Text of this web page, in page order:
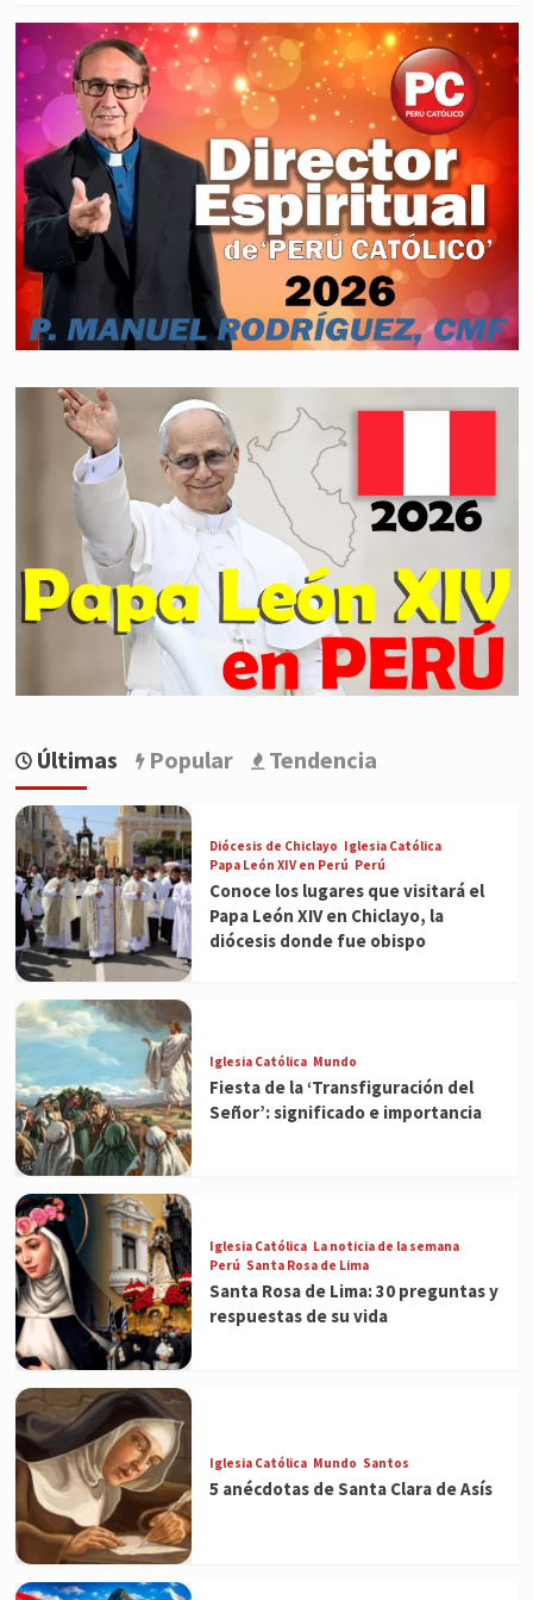
Últimas Popular Tendencia
Diócesis de Chiclayo Iglesia Católica
Papa León XIV en Perú Perú
Conoce los lugares que visitará el
Papa León XIV en Chiclayo, la
diócesis donde fue obispo
Iglesia Católica Mundo
Fiesta de la ‘Transfiguración del
Señor’: significado e importancia
Iglesia Católica La noticia de la semana
Perú Santa Rosa de Lima
Santa Rosa de Lima: 30 preguntas y
respuestas de su vida
Iglesia Católica Mundo Santos
5 anécdotas de Santa Clara de Asís